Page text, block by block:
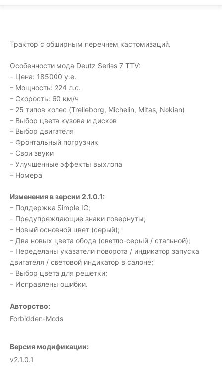
Трактор с обширным перечнем кастомизаций.
Особенности мода Deutz Series 7 TTV:
– Цена: 185000 у.е.
– Мощность: 224 л.с.
– Скорость: 60 км/ч
– 25 типов колес (Trelleborg, Michelin, Mitas, Nokian)
– Выбор цвета кузова и дисков
– Выбор двигателя
– Фронтальный погрузчик
– Свои звуки
– Улучшенные эффекты выхлопа
– Номера
Изменения в версии 2.1.0.1:
– Поддержка Simple IC;
– Предупреждающие знаки повернуты;
– Новый основной цвет (серый);
– Два новых цвета обода (светло-серый / стальной);
– Переделаны указатели поворота / индикатор запуска
двигателя / световой индикатор в салоне;
– Выбор цвета для решетки;
– Исправлены ошибки.
Авторство:
Forbidden-Mods
Версия модификации:
v2.1.0.1